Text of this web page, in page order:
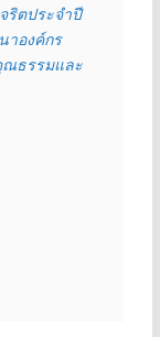
ริตประจำปี
าองค์กร
ณธรรมและ